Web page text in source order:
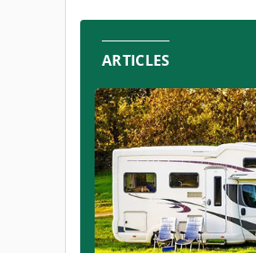
ARTICLES